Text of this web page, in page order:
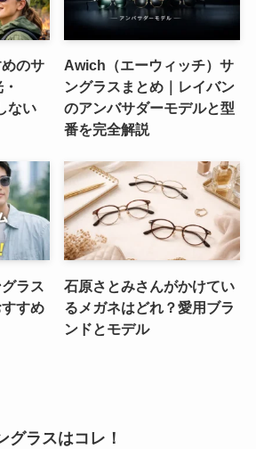
のサ
ない
Awich（エーウィッチ）サ
ングラスまとめ｜レイバン
のアンバサダーモデルと型
番を完全解説
ラス
すめ
石原さとみさんがかけてい
るメガネはどれ？愛用ブラ
ンドとモデル
グラスはコレ！